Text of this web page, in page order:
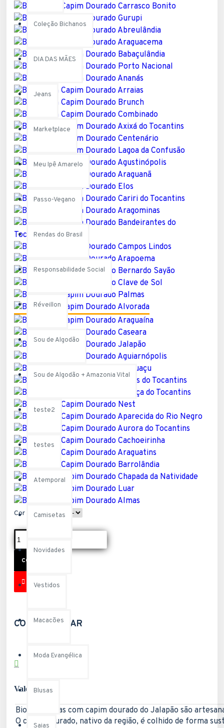
Coleção Bichanos
DIA DAS MÃES
Jeans
Marketplace
Meu Ipê Amarelo
Passo-Vegano
Rendas do Brasil
Responsabilidade Social
Réveillon
Sou de Algodão
Sou de Algodão + Amazonia Vital
teste2
testes
Atemporal
Camisetas
Novidades
Vestidos
Macacões
Moda Evangélica
Blusas
Saias
Cor
COMPRAR
COMPARTILHAR
Vale saber:
Biojoias feitas com capim dourado do Jalapão são
O capim dourado, nativo da região, é colhido de forma